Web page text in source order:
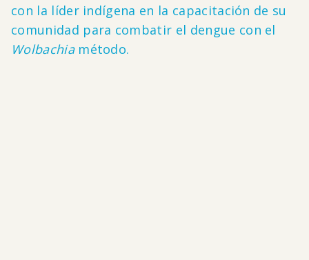
con la líder indígena en la capacitación de su
comunidad para combatir el dengue con el
Wolbachiamétodo.